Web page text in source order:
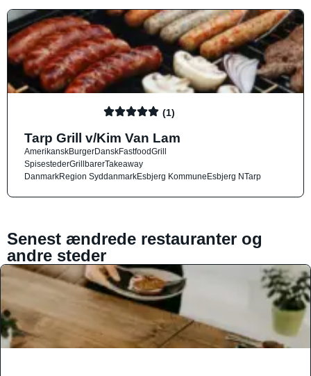
(1)
Tarp Grill v/Kim Van Lam
AmerikanskBurgerDanskFastfoodGrill
SpisestederGrillbarerTakeaway
DanmarkRegion SyddanmarkEsbjerg KommuneEsbjerg NTarp
Senest ændrede restauranter og
andre steder